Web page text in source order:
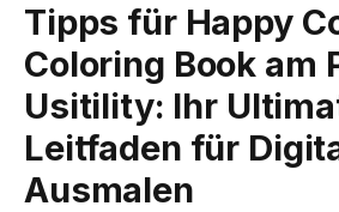
Tipps für Happy
Coloring Book am
Usitility: Ihr
Leitfaden für
Ausmalen